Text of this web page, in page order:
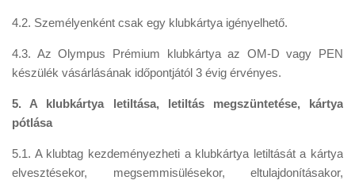
4.2. Személyenként csak egy klubkártya igényelhető.
4.3. Az Olympus Prémium klubkártya az OM-D vagy PEN
készülék vásárlásának időpontjától 3 évig érvényes.
5. A klubkártya letiltása, letiltás megszüntetése, kártya
pótlása
5.1. A klubtag kezdeményezheti a klubkártya letiltását a kártya
elvesztésekor, megsemmisülésekor, eltulajdonításakor,